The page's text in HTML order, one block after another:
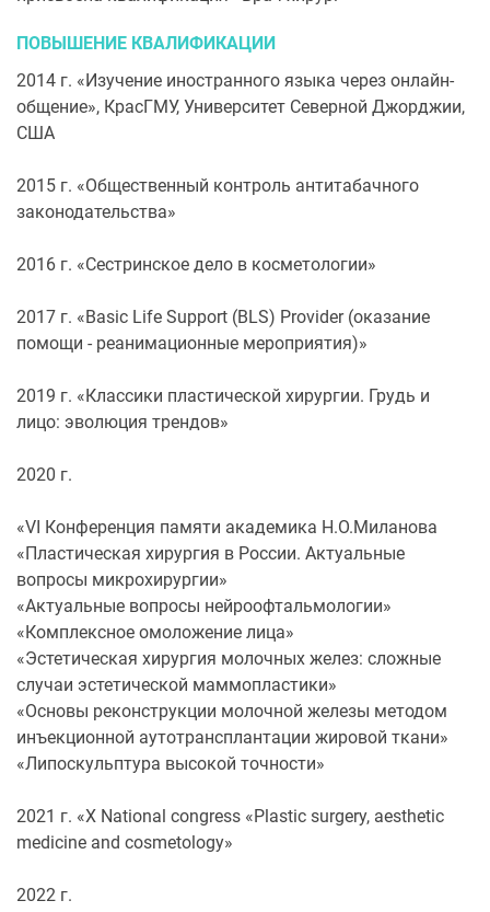
ПОВЫШЕНИЕ КВАЛИФИКАЦИИ
2014 г. «Изучение иностранного языка через онлайн-
общение», КрасГМУ, Университет Северной Джорджии,
США
2015 г. «Общественный контроль антитабачного
законодательства»
2016 г. «Сестринское дело в косметологии»
2017 г. «Basic Life Support (BLS) Provider (оказание
помощи - реанимационные мероприятия)»
2019 г. «Классики пластической хирургии. Грудь и
лицо: эволюция трендов»
2020 г.
«VI Конференция памяти академика Н.О.Миланова
«Пластическая хирургия в России. Актуальные
вопросы микрохирургии»
«Актуальные вопросы нейроофтальмологии»
«Комплексное омоложение лица»
«Эстетическая хирургия молочных желез: сложные
случаи эстетической маммопластики»
«Основы реконструкции молочной железы методом
инъекционной аутотрансплантации жировой ткани»
«Липоскульптура высокой точности»
2021 г. «X National congress «Plastic surgery, aesthetic
medicine and cosmetology»
2022 г.